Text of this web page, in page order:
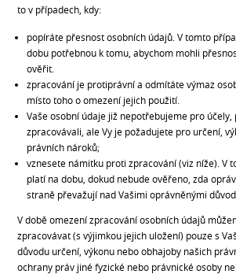
to v případech, kdy:
popíráte přesnost osobních údajů. V tomto
dobu potřebnou k tomu, abychom mohli
ověřit.
zpracování je protiprávní a odmítáte výmaz
místo toho o omezení jejich použití.
Vaše osobní údaje již nepotřebujeme pro
zpracovávali, ale Vy je požadujete pro určení,
právních nároků;
vznesete námitku proti zpracování (viz níže). V
platí na dobu, dokud nebude ověřeno, zda
straně převažují nad Vašimi oprávněnými
V době omezení zpracování osobních údajů
zpracovávat (s výjimkou jejich uložení) pouze s
důvodu určení, výkonu nebo obhajoby našich
ochrany práv jiné fyzické nebo právnické osoby